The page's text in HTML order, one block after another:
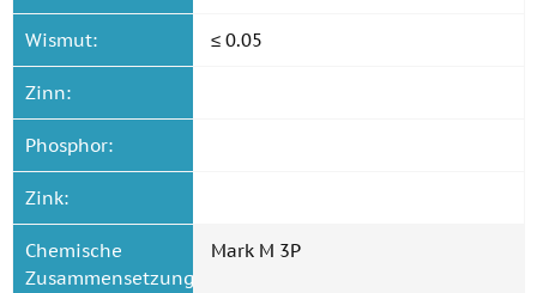
Wismut: ≤ 0.05
Zinn:
Phosphor:
Zink:
Chemische
Zusammensetzung
Mark M 3P